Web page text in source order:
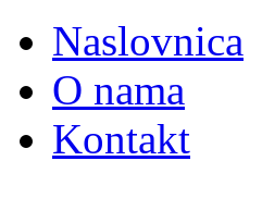
Naslovnica
O nama
Kontakt